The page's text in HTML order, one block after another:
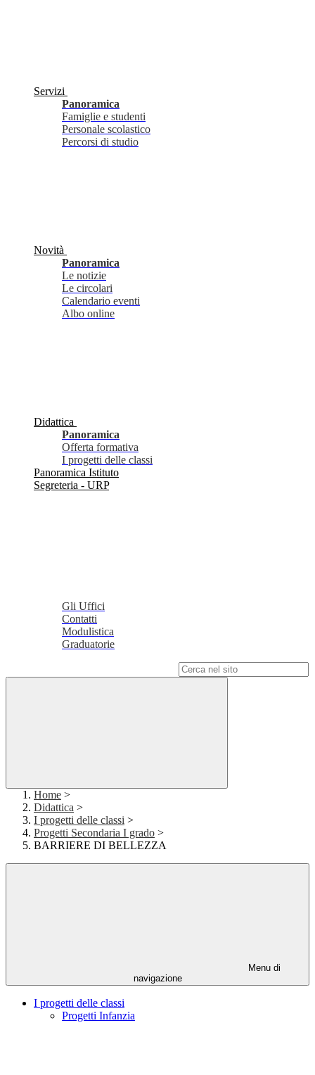
Servizi
Panoramica
Famiglie e studenti
Personale scolastico
Percorsi di studio
Novità
Panoramica
Le notizie
Le circolari
Calendario eventi
Albo online
Didattica
Panoramica
Offerta formativa
I progetti delle classi
Panoramica Istituto
Segreteria - URP
Gli Uffici
Contatti
Modulistica
Graduatorie
Home >
Didattica >
I progetti delle classi >
Progetti Secondaria I grado >
BARRIERE DI BELLEZZA
Menu di
navigazione
I progetti delle classi
Progetti Infanzia